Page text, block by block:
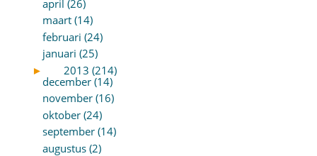
april (26)
maart (14)
februari (24)
januari (25)
►
2013 (214)
december (14)
november (16)
oktober (24)
september (14)
augustus (2)